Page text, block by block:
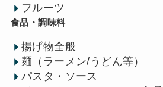
フルーツ
食品・調味料
揚げ物全般
麺（ラーメン/うどん等）
パスタ・ソース